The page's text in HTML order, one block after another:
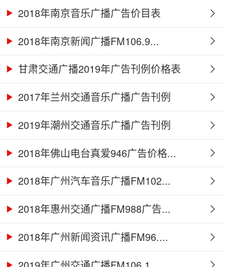
2018年南京音乐广播广告价目表
2018年南京新闻广播FM106.9...
甘肃交通广播2019年广告刊例价格表
2017年兰州交通音乐广播广告刊例
2019年潮州交通音乐广播广告刊例
2018年佛山电台真爱946广告价格...
2018年广州汽车音乐广播FM102...
2018年惠州交通广播FM988广告...
2018年广州新闻资讯广播FM96....